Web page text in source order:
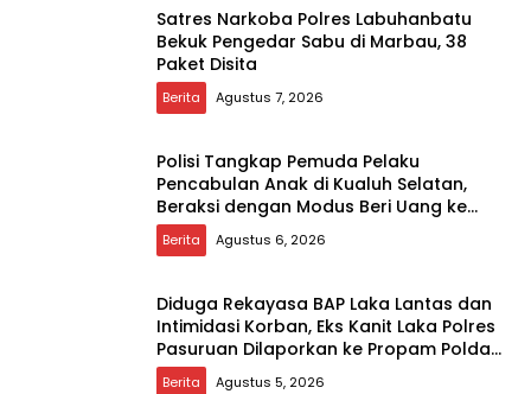
Satres Narkoba Polres Labuhanbatu
Bekuk Pengedar Sabu di Marbau, 38
Paket Disita
Berita Agustus 7, 2026
Polisi Tangkap Pemuda Pelaku
Pencabulan Anak di Kualuh Selatan,
Beraksi dengan Modus Beri Uang ke
Teman Korban
Berita Agustus 6, 2026
Diduga Rekayasa BAP Laka Lantas dan
Intimidasi Korban, Eks Kanit Laka Polres
Pasuruan Dilaporkan ke Propam Polda
Jatim
Berita Agustus 5, 2026